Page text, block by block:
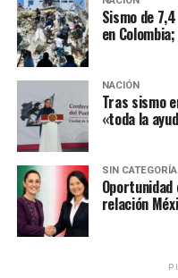
Sismo de
en
NACIÓN
Tras sismo
«toda la
SIN CATEGORÍA
relación